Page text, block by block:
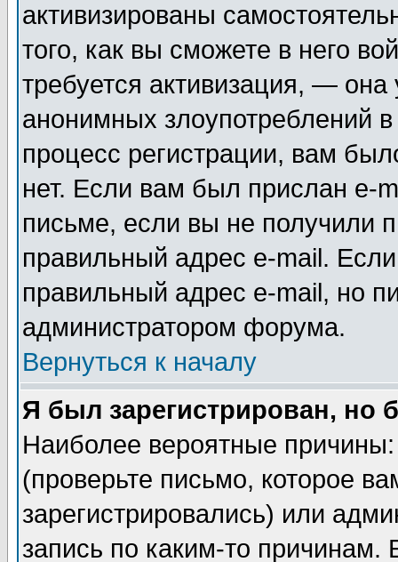
активизированы
того, как вы сможете в него
требуется активизация, —
анонимных злоупотреблений
процесс регистрации, вам
нет. Если вам был прислан e-
письме, если вы не получили
правильный адрес e-mail.
правильный адрес e-mail, но
администратором форума.
Вернуться к началу
Я был зарегистрирован, но
Наиболее вероятные
(проверьте письмо, которое
зарегистрировались) или
запись по каким-то